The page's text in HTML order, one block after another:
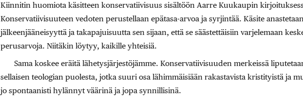
Kiinnitin huomiota käsitteen konservatiivisuus sisältöön Aarre Kuukaupin
Konservatiivisuuteen vedoten perustellaan epätasa-arvoa ja syrjintää. Käsite
jälkeenjääneisyyttä ja takapajuisuutta sen sijaan, että se säästettäisiin varjelemaan
perusarvoja. Niitäkin löytyy, kaikille yhteisiä.
Sama koskee eräitä lähetysjärjestöjämme. Konservatiivisuuden merkeissä
sellaisen teologian puolesta, jotka suuri osa lähimmäisiään rakastavista kristityistä ja
jo spontaanisti hylännyt väärinä ja jopa synnillisinä.